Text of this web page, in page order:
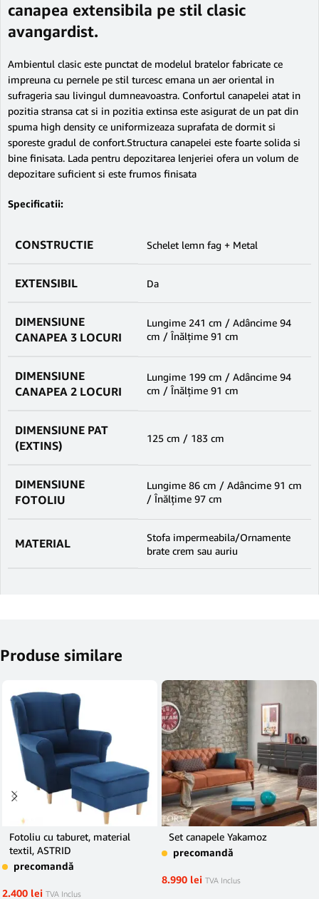
canapea extensibila pe stil clasic
avangardist.
Ambientul clasic este punctat de modelul bratelor fabricate ce
impreuna cu pernele pe stil turcesc emana un aer oriental in
sufrageria sau livingul dumneavoastra. Confortul canapelei atat in
pozitia stransa cat si in pozitia extinsa este asigurat de un pat din
spuma high density ce uniformizeaza suprafata de dormit si
sporeste gradul de confort.Structura canapelei este foarte solida si
bine finisata. Lada pentru depozitarea lenjeriei ofera un volum de
depozitare suficient si este frumos finisata
Specificatii:
CONSTRUCTIE Schelet lemn fag + Metal
EXTENSIBIL Da
DIMENSIUNE
CANAPEA 3 LOCURI
Lungime 241 cm / Adâncime 94
cm / Înălțime 91 cm
DIMENSIUNE
CANAPEA 2 LOCURI
Lungime 199 cm / Adâncime 94
cm / Înălțime 91 cm
DIMENSIUNE PAT
(EXTINS)
125 cm / 183 cm
DIMENSIUNE
FOTOLIU
Lungime 86 cm / Adâncime 91 cm
/ Înălțime 97 cm
MATERIAL
Stofa impermeabila/Ornamente
brate crem sau auriu
Produse similare
Fotoliu cu taburet, material
textil, ASTRID
precomandă
2.400 lei TVA Inclus
Set canapele Yakamoz
precomandă
8.990 lei TVA Inclus